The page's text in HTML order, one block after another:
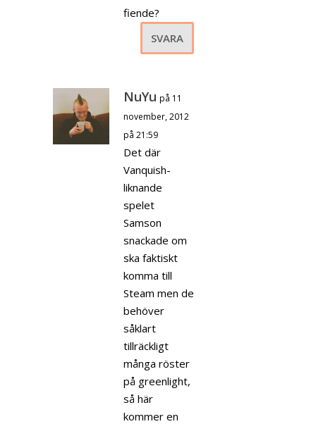
fiende?
SVARA
NuYu på 11
november, 2012
på 21:59
Det där
Vanquish-
liknande
spelet
Samson
snackade om
ska faktiskt
komma till
Steam men de
behöver
såklart
tillräckligt
många röster
på greenlight,
så här
kommer en